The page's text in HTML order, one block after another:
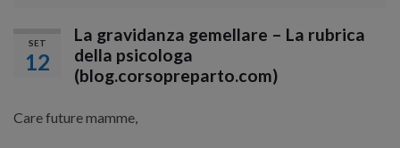
SET
12
La gravidanza gemellare – La rubrica
della psicologa
(blog.corsopreparto.com)
Care future mamme,